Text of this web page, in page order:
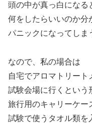
頭の中が真っ白になる
何をしたらいいのか分
パニックになってしま
なので、私の場合は
自宅でアロマトリート
試験会場に行くという
旅行用のキャリーケー
試験で使うタオル類を